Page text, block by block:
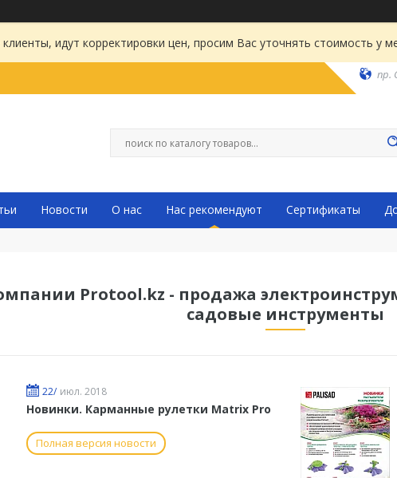
идут корректировки цен, просим Вас уточнять стоимость у
пр.
Новости О нас Нас рекомендуют Сертификаты
Protool.kz - продажа
садовые инструменты
22/ июл. 2018
Новинки. Карманные рулетки Matrix Pro
Полная версия новости